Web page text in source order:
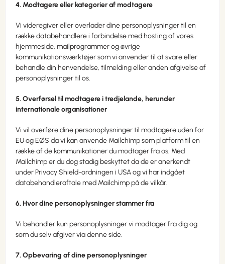
4. Modtagere eller kategorier af modtagere
Vi videregiver eller overlader dine personoplysninger til en
række databehandlere i forbindelse med hosting af vores
hjemmeside, mailprogrammer og øvrige
kommunikationsværktøjer som vi anvender til at svare eller
behandle din henvendelse, tilmelding eller anden afgivelse af
personoplysninger til os.
5. Overførsel til modtagere i tredjelande, herunder
internationale organisationer
Vi vil overføre dine personoplysninger til modtagere uden for
EU og EØS da vi kan anvende Mailchimp som platform til en
række af de kommunikationer du modtager fra os. Med
Mailchimp er du dog stadig beskyttet da de er anerkendt
under Privacy Shield-ordningen i USA og vi har indgået
databehandleraftale med Mailchimp på de vilkår.
6. Hvor dine personoplysninger stammer fra
Vi behandler kun personoplysninger vi modtager fra dig og
som du selv afgiver via denne side.
7. Opbevaring af dine personoplysninger